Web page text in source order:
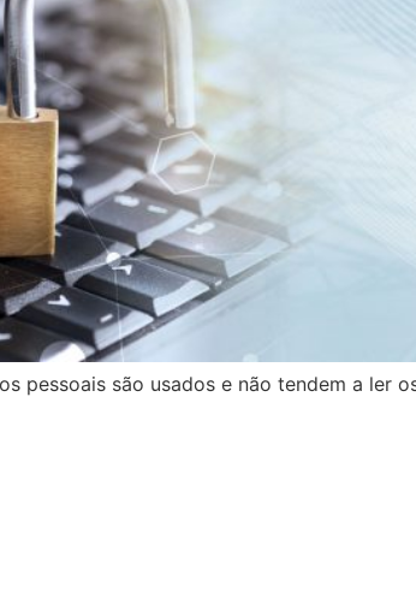
pessoais são usados e não tendem a ler